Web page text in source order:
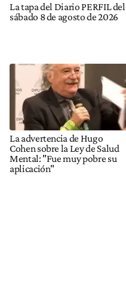
La tapa del Diario PERFIL del
sábado 8 de agosto de 2026
La advertencia de Hugo
Cohen sobre la Ley de Salud
Mental: "Fue muy pobre su
aplicación"